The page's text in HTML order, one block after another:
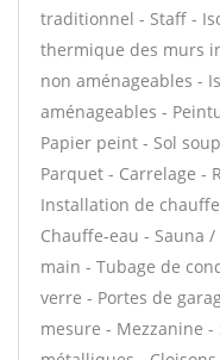
traditionnel - Staff -
thermique des murs
non aménageables -
aménageables -
Papier peint - Sol
Parquet - Carrelage -
Installation de
Chauffe-eau - Sauna
main - Tubage de
verre - Portes de
mesure - Mezzanine